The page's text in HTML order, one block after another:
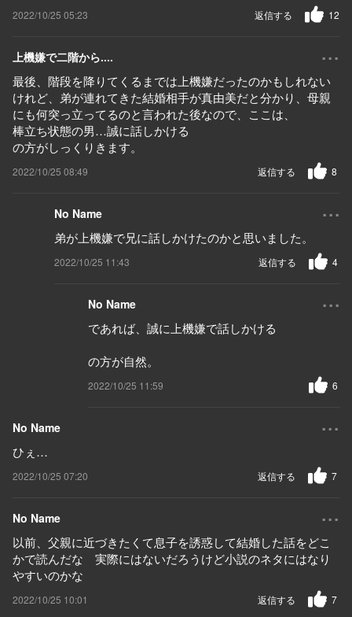
2022/10/25 05:23 12
返信する
上機嫌で二階から.... ...
最後、階段を降りてくるまでは上機嫌だったのかもしれない
けれど、弟が連れてきた結婚相手が真由美だと分かり、母親
にも何突っ立ってるのと言われた後なので、ここは、
棒立ち状態の男…誠に話しかける
の方がしっくりきます。
2022/10/25 08:49 8
返信する
No Name ...
弟が上機嫌で兄に話しかけたのかと思いました。
2022/10/25 11:43 4
返信する
No Name ...
であれば、誠に上機嫌で話しかける
の方が自然。
2022/10/25 11:59 6
No Name ...
ひぇ…
2022/10/25 07:20 7
返信する
No Name ...
以前、父親に近づきたくて息子を誘惑して結婚した話をどこ
かで読んだな 実際にはないだろうけど小説のネタにはなり
やすいのかな
2022/10/25 10:01 7
返信する